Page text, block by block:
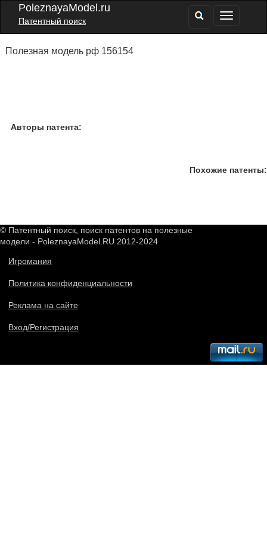
PoleznayaModel.ru
Патентный поиск
Полезная модель рф 156154
Авторы патента:
Похожие патенты:
© Патентный поиск, поиск патентов на полезные
модели - PoleznayaModel.RU 2012-2024
Игромания
Политика конфиденциальности
Реклама на сайте
Вход/Регистрация